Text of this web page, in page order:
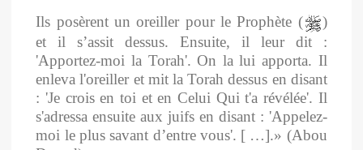
Ils posèrent un oreiller pour le Prophète (
)
et il s’assit dessus. Ensuite, il leur dit :
'Apportez-moi la Torah'. On la lui apporta. Il
enleva l'oreiller et mit la Torah dessus en disant
: 'Je crois en toi et en Celui Qui t'a révélée'. Il
s'adressa ensuite aux juifs en disant : 'Appelez-
moi le plus savant d’entre vous'. [ …].» (Abou